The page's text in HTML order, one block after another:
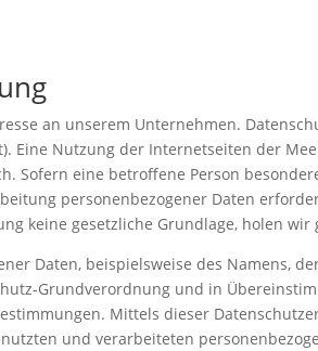
an unserem Unternehmen.
Eine Nutzung der Internetseiten der
Sofern eine betroffene Person
personenbezogener Daten
keine gesetzliche Grundlage, holen
Daten, beispielsweise des Namens,
Grundverordnung und in
Mittels dieser
und verarbeiteten